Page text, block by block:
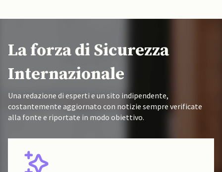
La forza di Sicurezza
Internazionale
Una redazione di esperti e un sito indipendente,
costantemente aggiornato con notizie sempre verificate
alla fonte e riportate in modo obiettivo.